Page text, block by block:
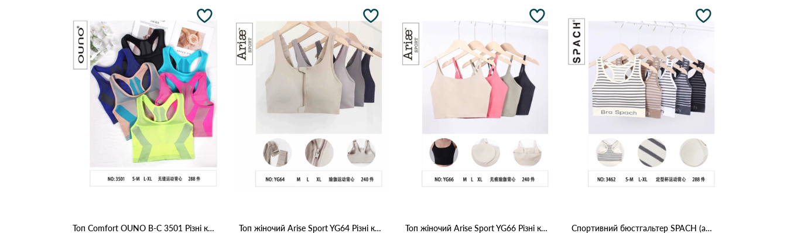
Топ Comfort OUNO B-C 3501 Різні кольори Топ жіночий Arise Sport YG64 Різні кольори Топ жіночий Arise Sport YG66 Різні кольори Спортивний бюстгальтер SPACH (арт. 3462), Різні кольори